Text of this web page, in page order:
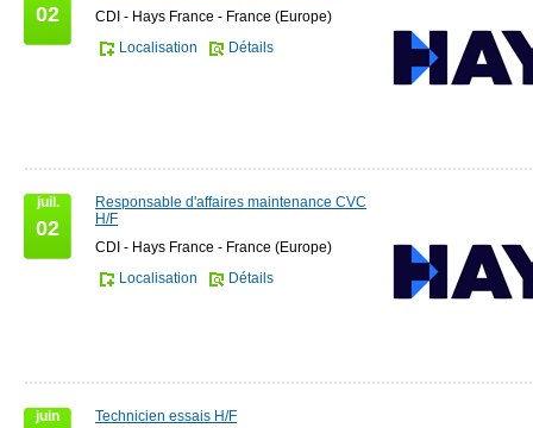
02
CDI - Hays France - France (Europe)
Localisation
Détails
juil.
02
Responsable d'affaires maintenance CVC
H/F
CDI - Hays France - France (Europe)
Localisation
Détails
juin
Technicien essais H/F